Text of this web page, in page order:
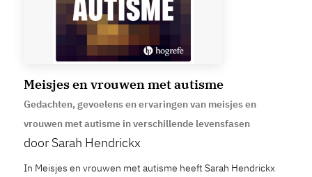
Meisjes en vrouwen met autisme
Gedachten, gevoelens en ervaringen van meisjes en
vrouwen met autisme in verschillende levensfasen
door Sarah Hendrickx
In Meisjes en vrouwen met autisme heeft Sarah Hendrickx